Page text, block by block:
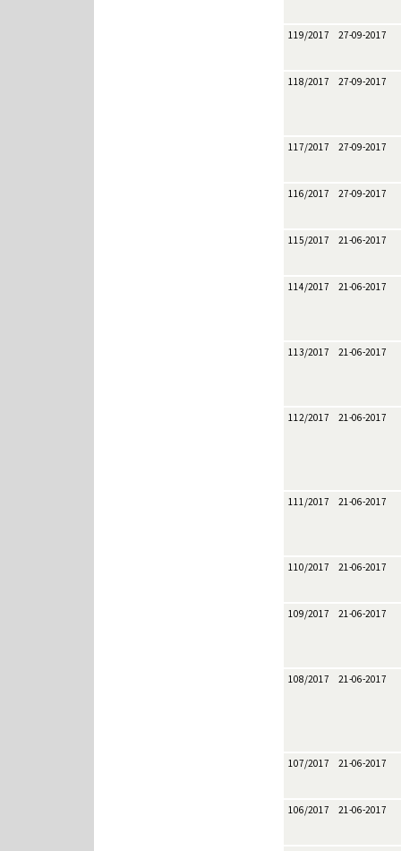
119/2017 27-09-2017
118/2017 27-09-2017
117/2017 27-09-2017
116/2017 27-09-2017
115/2017 21-06-2017
114/2017 21-06-2017
113/2017 21-06-2017
112/2017 21-06-2017
111/2017 21-06-2017
110/2017 21-06-2017
109/2017 21-06-2017
108/2017 21-06-2017
107/2017 21-06-2017
106/2017 21-06-2017